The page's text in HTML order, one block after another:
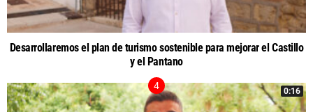
Desarrollaremos el plan de turismo sostenible para mejorar el Castillo
y el Pantano
0:16